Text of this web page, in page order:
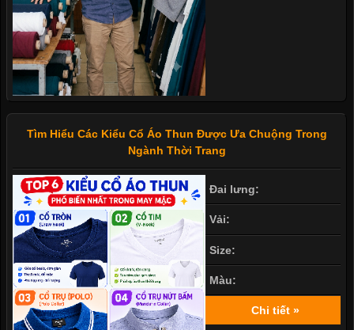
Tìm Hiểu Các Kiểu Cổ Áo Thun Được Ưa Chuộng Trong
Ngành Thời Trang
Đai lưng:
Vải:
Size:
Màu:
Chi tiết »